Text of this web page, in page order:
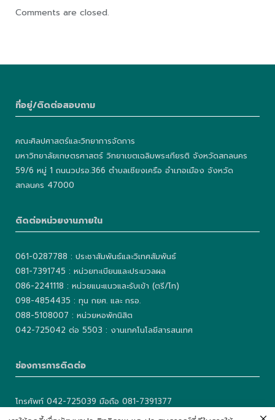
Comments are closed.
ที่อยู่/ติดต่อสอบถาม
คณะศิลปศาสตร์และวิทยาการจัดการ
มหาวิทยาลัยเกษตรศาสตร์ วิทยาเขตเฉลิมพระเกียรติ จังหวัดสกลนคร
59/6 หมู่ 1 ถนนวปรอ.366 ตำบลเชียงเครือ อำเภอเมือง จังหวัด
สกลนคร 47000
ติดต่อหน่วยงานภายใน
061-0287788 : ประชาสัมพันธ์และวิเทศสัมพันธ์
081-7391745 : หน่วยทะเบียนและประมวลผล
086-2241118 : หน่วยแนะแนวและรับเข้า (ตรี/โท)
098-4854435 : ทุน กยศ. และ กรอ.
088-5108007 : หน่วยหอพักนิสิต
042-725042 ต่อ 5503 : งานเทคโนโลยีสารสนเทศ
ช่องการการติดต่อ
โทรศัพท์ 042-725039 มือถือ 081-7391377
เบอร์แฟกซ์ 042-725040